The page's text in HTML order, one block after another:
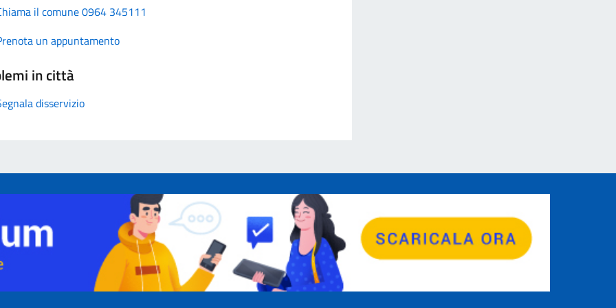
il comune 0964 345111
un appuntamento
in città
disservizio